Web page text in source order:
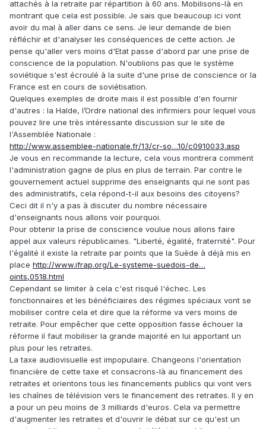
attachés à la retraite par répartition à 60 ans. Mobilisons-là en
montrant que cela est possible. Je sais que beaucoup ici vont
avoir du mal à aller dans ce sens. Je leur demande de bien
réfléchir et d'analyser les conséquences de cette action. Je
pense qu'aller vers moins d'Etat passe d'abord par une prise de
conscience de la population. N'oublions pas que le système
soviétique s'est écroulé à la suite d'une prise de conscience or la
France est en cours de soviétisation.
Quelques exemples de droite mais il est possible d'en fournir
d'autres : la Halde, l’Ordre national des infirmiers pour lequel vous
pouvez lire une très intéressante discussion sur le site de
l'Assemblée Nationale :
http://www.assemblee-nationale.fr/13/cr-so…10/c0910033.asp
Je vous en recommande la lecture, cela vous montrera comment
l'administration gagne de plus en plus de terrain. Par contre le
gouvernement actuel supprime des enseignants qui ne sont pas
des administratifs, cela répond-t-il aux besoins des citoyens?
Ceci dit il n'y a pas à discuter du nombre nécessaire
d'enseignants nous allons voir pourquoi.
Pour obtenir la prise de conscience voulue nous allons faire
appel aux valeurs républicaines. "Liberté, égalité, fraternité". Pour
l'égalité il existe la retraite par points que la Suède à déjà mis en
place http://www.ifrap.org/Le-systeme-suedois-de…
oints,0518.html
Cependant se limiter à cela c'est risqué l'échec. Les
fonctionnaires et les bénéficiaires des régimes spéciaux vont se
mobiliser contre cela et dire que la réforme va vers moins de
retraite. Pour empêcher que cette opposition fasse échouer la
réforme il faut mobiliser la grande majorité en lui apportant un
plus pour les retraites.
La taxe audiovisuelle est impopulaire. Changeons l'orientation
financière de cette taxe et consacrons-là au financement des
retraites et orientons tous les financements publics qui vont vers
les chaînes de télévision vers le financement des retraites. Il y en
a pour un peu moins de 3 milliards d'euros. Cela va permettre
d'augmenter les retraites et d'ouvrir le débat sur ce qu'est un